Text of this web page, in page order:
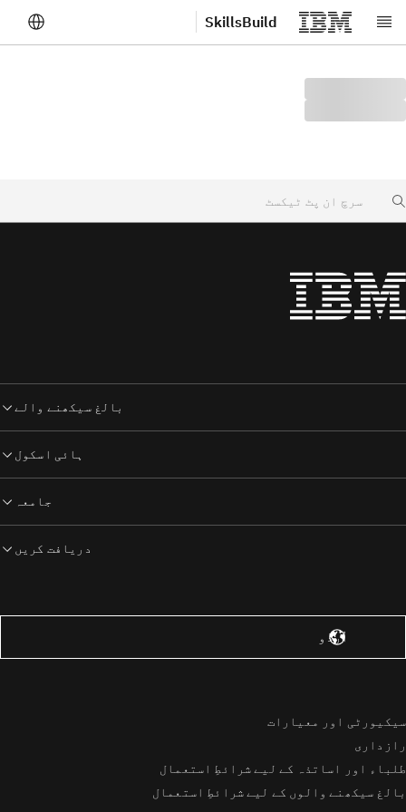
اصلی مواد پر جائیںSkillsBuild
Search
بالغ سیکھنے والے
ہائی اسکول
جامعہ
دریافت کریں
اُردُو‎
سیکیورٹی اور معیارات
رازداری
طلباء اور اساتذہ کے لیے شرائطِ استعمال
بالغ سیکھنے والوں کے لیے شرائطِ استعمال